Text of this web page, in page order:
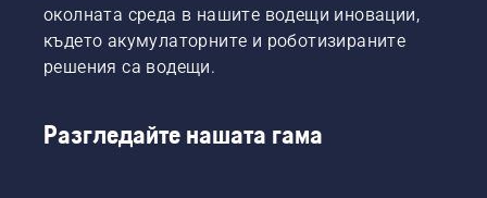
околната среда в нашите водещи иновации,
където акумулаторните и роботизираните
решения са водещи.
Разгледайте нашата гама